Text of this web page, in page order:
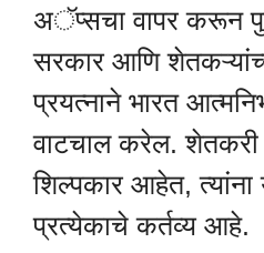
अॅप्सचा वापर करून
सरकार आणि
प्रयत्नाने भारत
वाटचाल करेल.
शिल्पकार आहेत,
प्रत्येकाचे कर्तव्य आहे.